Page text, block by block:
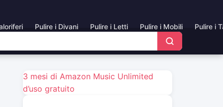
Pulire i Divani Pulire i Letti Pulire i Mobili Pulire i
3 mesi di Amazon Music Unlimited
d’uso gratuito